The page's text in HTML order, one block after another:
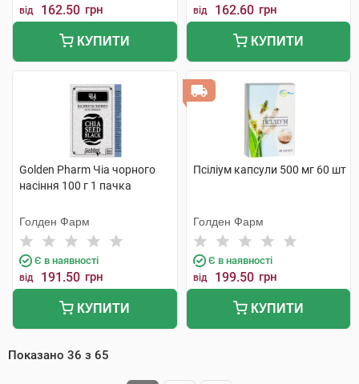
від 162.50 грн
КУПИТИ
від 162.60 грн
КУПИТИ
Golden Pharm Чіа чорного
насіння 100 г 1 пачка
Голден Фарм
Є в наявності
від 191.50 грн
КУПИТИ
Псіліум капсули 500 мг 60 шт
Голден Фарм
Є в наявності
від 199.50 грн
КУПИТИ
Показано 36 з 65